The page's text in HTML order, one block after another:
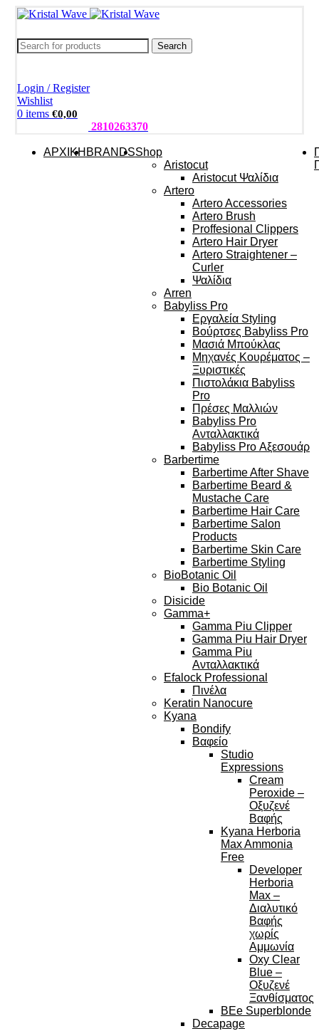
Search
Login / Register
Wishlist
0 items €0,00
2810263370
ΑΡΧΙΚΗ BRANDSShop
Aristocut
Aristocut Ψαλίδια
Artero
Artero Accessories
Artero Brush
Proffesional Clippers
Artero Hair Dryer
Artero Straightener –
Curler
Ψαλίδια
Arren
Babyliss Pro
Εργαλεία Styling
Βούρτσες Babyliss Pro
Μασιά Μπούκλας
Μηχανές Κουρέματος –
Ξυριστικές
Πιστολάκια Babyliss
Pro
Πρέσες Μαλλιών
Babyliss Pro
Ανταλλακτικά
Babyliss Pro Αξεσουάρ
Barbertime
Barbertime After Shave
Barbertime Beard &
Mustache Care
Barbertime Hair Care
Barbertime Salon
Products
Barbertime Skin Care
Barbertime Styling
BioBotanic Oil
Bio Botanic Oil
Disicide
Gamma+
Gamma Piu Clipper
Gamma Piu Hair Dryer
Gamma Piu
Ανταλλακτικά
Efalock Professional
Πινέλα
Keratin Nanocure
Kyana
Bondify
Βαφείο
Studio
Expressions
Cream
Peroxide –
Οξυζενέ
Βαφής
Kyana Herboria
Max Ammonia
Free
Developer
Herboria
Max –
Διαλυτικό
Βαφής
χωρίς
Αμμωνία
Oxy Clear
Blue –
Οξυζενέ
Ξανθίσματος
BEe Superblonde
Decapage